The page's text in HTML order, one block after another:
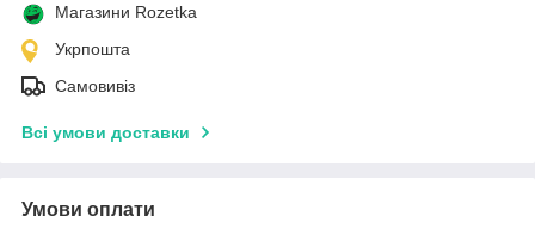
Магазини Rozetka
Укрпошта
Самовивіз
Всі умови доставки
Умови оплати